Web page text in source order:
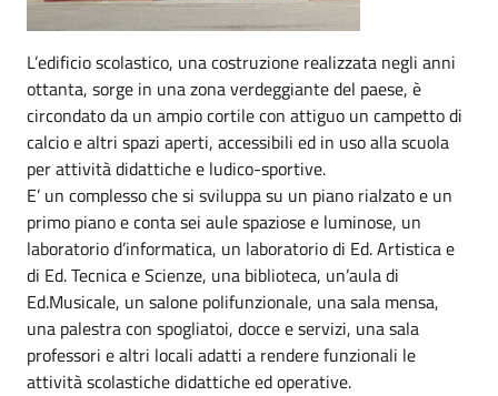
L’edificio scolastico, una costruzione realizzata negli anni
ottanta, sorge in una zona verdeggiante del paese, è
circondato da un ampio cortile con attiguo un campetto di
calcio e altri spazi aperti, accessibili ed in uso alla scuola
per attività didattiche e ludico-sportive.
E’ un complesso che si sviluppa su un piano rialzato e un
primo piano e conta sei aule spaziose e luminose, un
laboratorio d’informatica, un laboratorio di Ed. Artistica e
di Ed. Tecnica e Scienze, una biblioteca, un’aula di
Ed.Musicale, un salone polifunzionale, una sala mensa,
una palestra con spogliatoi, docce e servizi, una sala
professori e altri locali adatti a rendere funzionali le
attività scolastiche didattiche ed operative.